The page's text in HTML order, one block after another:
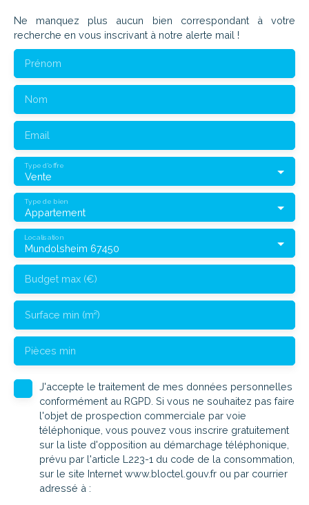
Ne manquez plus aucun bien correspondant à votre
recherche en vous inscrivant à notre alerte mail !
Prénom
Nom
Email
Vente
Type d'offre
Appartement
Type de bien
Mundolsheim 67450
Localisation
Budget max (€)
Surface min (m²)
Pièces min
J'accepte le traitement de mes données personnelles
conformément au RGPD. Si vous ne souhaitez pas faire
l'objet de prospection commerciale par voie
téléphonique, vous pouvez vous inscrire gratuitement
sur la liste d'opposition au démarchage téléphonique,
prévu par l'article L223-1 du code de la consommation,
sur le site Internet www.bloctel.gouv.fr ou par courrier
adressé à :